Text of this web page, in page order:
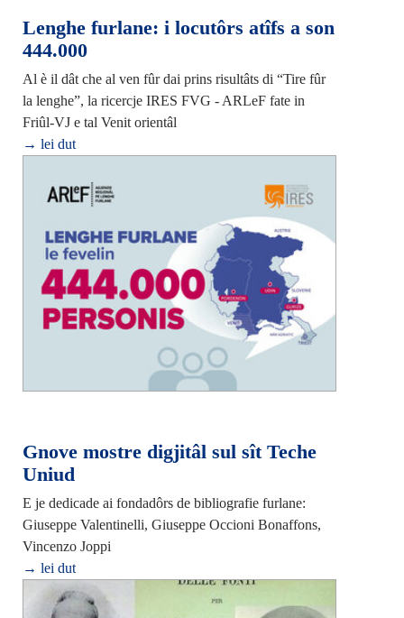
Lenghe furlane: i locutôrs atîfs a son
444.000
Al è il dât che al ven fûr dai prins risultâts di “Tire fûr
la lenghe”, la ricercje IRES FVG - ARLeF fate in
Friûl-VJ e tal Venit orientâl
→ lei dut
Gnove mostre digjitâl sul sît Teche
Uniud
E je dedicade ai fondadôrs de bibliografie furlane:
Giuseppe Valentinelli, Giuseppe Occioni Bonaffons,
Vincenzo Joppi
→ lei dut